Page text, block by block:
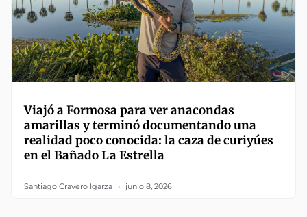
Viajó a Formosa para ver anacondas
amarillas y terminó documentando una
realidad poco conocida: la caza de curiyúes
en el Bañado La Estrella
Santiago Cravero Igarza junio 8, 2026